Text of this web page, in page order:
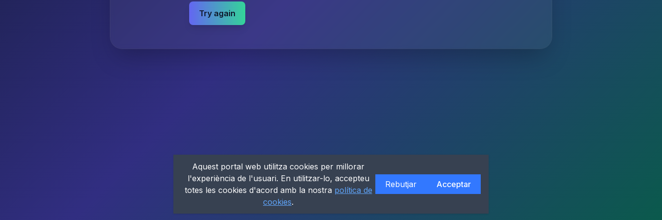
Try again
Aquest portal web utilitza cookies per millorar
l'experiència de l'usuari. En utilitzar-lo, accepteu
totes les cookies d'acord amb la nostra política de
cookies.
Rebutjar Acceptar